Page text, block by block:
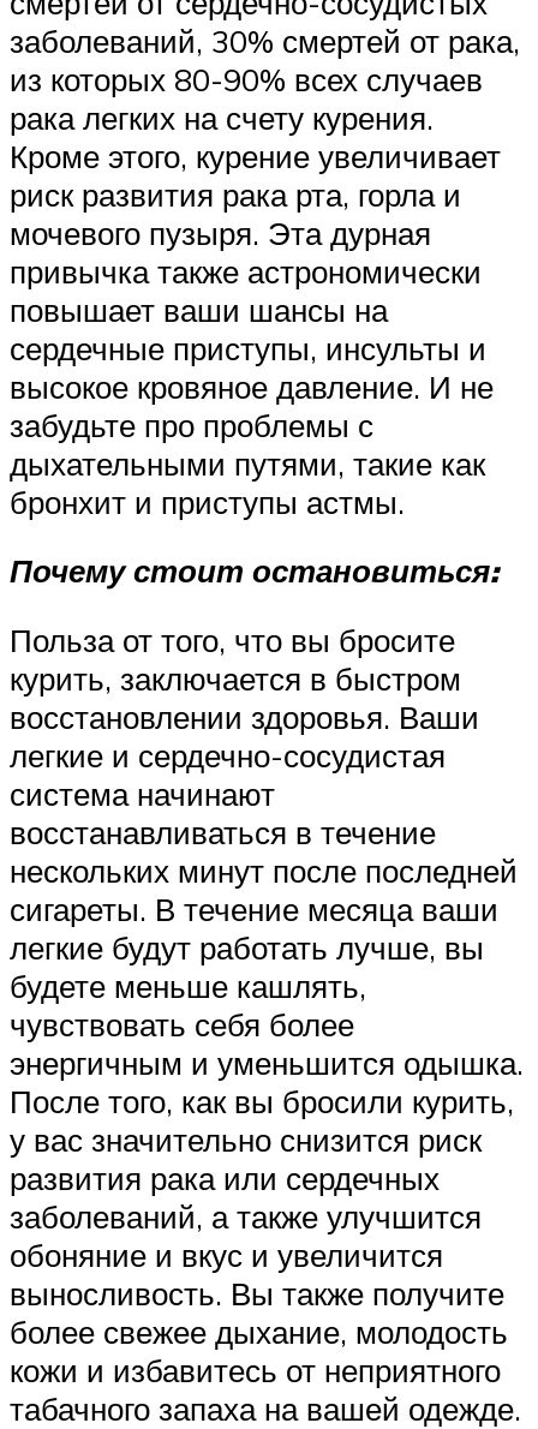
заболеваний, 30% смертей от рака,
из которых 80-90% всех случаев
рака легких на счету курения.
Кроме этого, курение увеличивает
риск развития рака рта, горла и
мочевого пузыря. Эта дурная
привычка также астрономически
повышает ваши шансы на
сердечные приступы, инсульты и
высокое кровяное давление. И не
забудьте про проблемы с
дыхательными путями, такие как
бронхит и приступы астмы.
Почему стоит остановиться:
Польза от того, что вы бросите
курить, заключается в быстром
восстановлении здоровья. Ваши
легкие и сердечно-сосудистая
система начинают
восстанавливаться в течение
нескольких минут после последней
сигареты. В течение месяца ваши
легкие будут работать лучше, вы
будете меньше кашлять,
чувствовать себя более
энергичным и уменьшится одышка.
После того, как вы бросили курить,
у вас значительно снизится риск
развития рака или сердечных
заболеваний, а также улучшится
обоняние и вкус и увеличится
выносливость. Вы также получите
более свежее дыхание, молодость
кожи и избавитесь от неприятного
табачного запаха на вашей одежде.